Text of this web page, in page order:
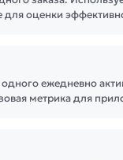
для оценки
ежедневно
метрика для